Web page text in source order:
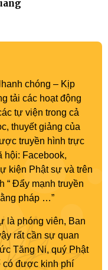
chóng – Kịp
tải các hoạt động
tự viện trong cả
thuyết giảng của
truyền hình trực
hội: Facebook,
kiện Phật sự và trên
“ Đẩy mạnh truyền
pháp …”
là phóng viên, Ban
rất cần sự quan
Tăng Ni, quý Phật
có được kinh phí